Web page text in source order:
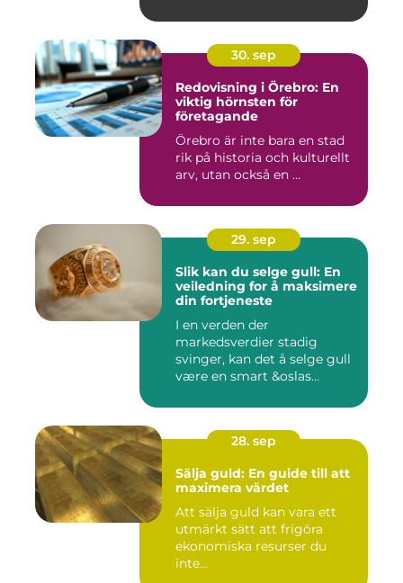
30. sep
Redovisning i Örebro: En
viktig hörnsten för
företagande
Örebro är inte bara en stad
rik på historia och kulturellt
arv, utan också en ...
29. sep
Slik kan du selge gull: En
veiledning for å maksimere
din fortjeneste
I en verden der
markedsverdier stadig
svinger, kan det å selge gull
være en smart &oslas...
28. sep
Sälja guld: En guide till att
maximera värdet
Att sälja guld kan vara ett
utmärkt sätt att frigöra
ekonomiska resurser du
inte...